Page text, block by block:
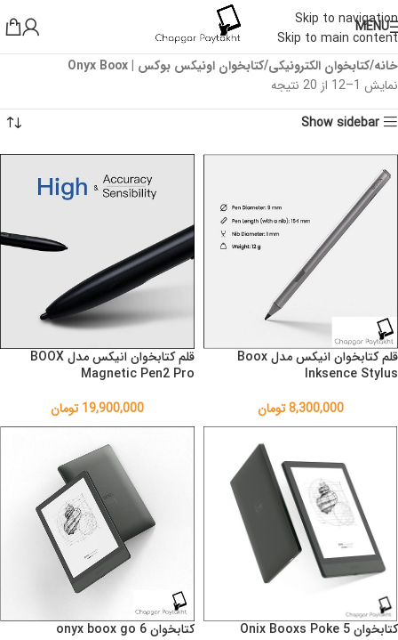
Skip to navigation
Skip to main content
MENU
خانه کتابخوان الکترونیکی کتابخوان اونیکس بوکس | Onyx Boox
نمایش 1–12 از 20 نتیجه
Show sidebar
قلم کتابخوان انیکس مدل Boox
Inksence Stylus
8,300,000تومان
قلم کتابخوان انیکس مدل BOOX
Magnetic Pen2 Pro
19,900,000 تومان
کتابخوان Onix Booxs Poke 5
کتابخوان onyx boox go 6